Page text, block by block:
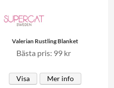
Valerian Rustling Blanket
Bästa pris: 99 kr
Visa Mer info